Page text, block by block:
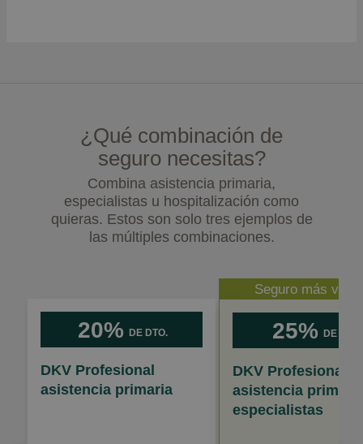
¿Qué combinación de
seguro necesitas?
Combina asistencia primaria,
especialistas u hospitalización como
quieras. Estos son solo tres ejemplos de
las múltiples combinaciones.
20% DE DTO.
DKV Profesional
asistencia primaria
Seguro más
25% DE DTO.
DKV Profesional
asistencia
especialistas